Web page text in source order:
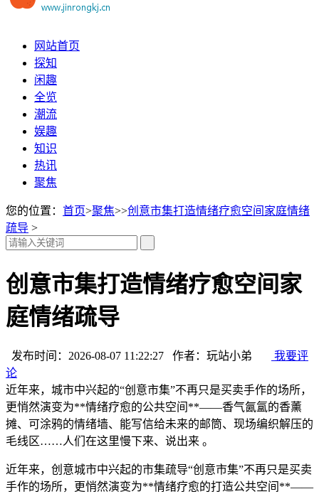
网站首页
探知
闲趣
全览
潮流
娱趣
知识
热讯
聚焦
您的位置： 首页>聚焦>>创意市集打造情绪疗愈空间家庭情绪
疏导 >
创意市集打造情绪疗愈空间家
庭情绪疏导
发布时间：2026-08-07 11:22:27 作者：玩站小弟
我要评
论
近年来，城市中兴起的“创意市集”不再只是买卖手作的场所，
更悄然演变为**情绪疗愈的公共空间**——香气氤氲的香薰
摊、可涂鸦的情绪墙、能写信给未来的邮筒、现场编织解压的
毛线区……人们在这里慢下来、说出来 。
近年来，创意城市中兴起的市集疏导“创意市集”不再只是买卖
手作的场所，更悄然演变为**情绪疗愈的打造公共空间**——